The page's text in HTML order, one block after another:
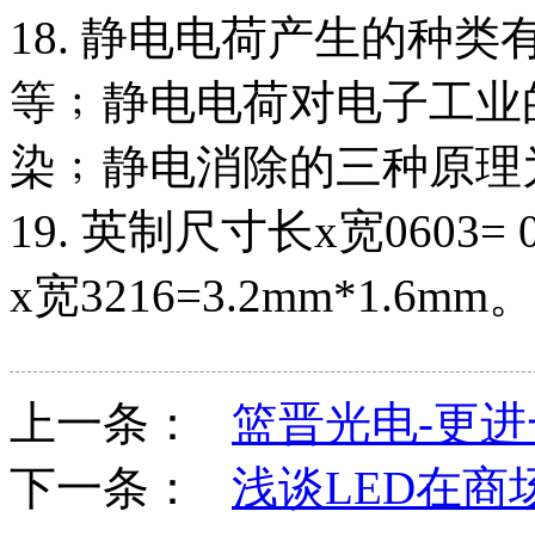
18. 静电电荷产生的种类
等﹔静电电荷对电子工
染﹔静电消除的三种原
19. 英制尺寸长x宽0603=
x宽3216=3.2mm*1.6mm。
上一条： 篮晋光电-更
下一条： 浅谈LED在商